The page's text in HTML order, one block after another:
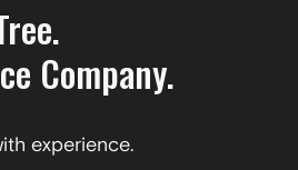
Company.
experience.